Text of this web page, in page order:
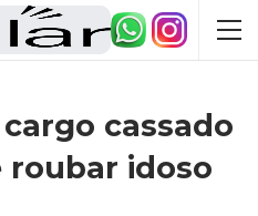
cassado
roubar idoso